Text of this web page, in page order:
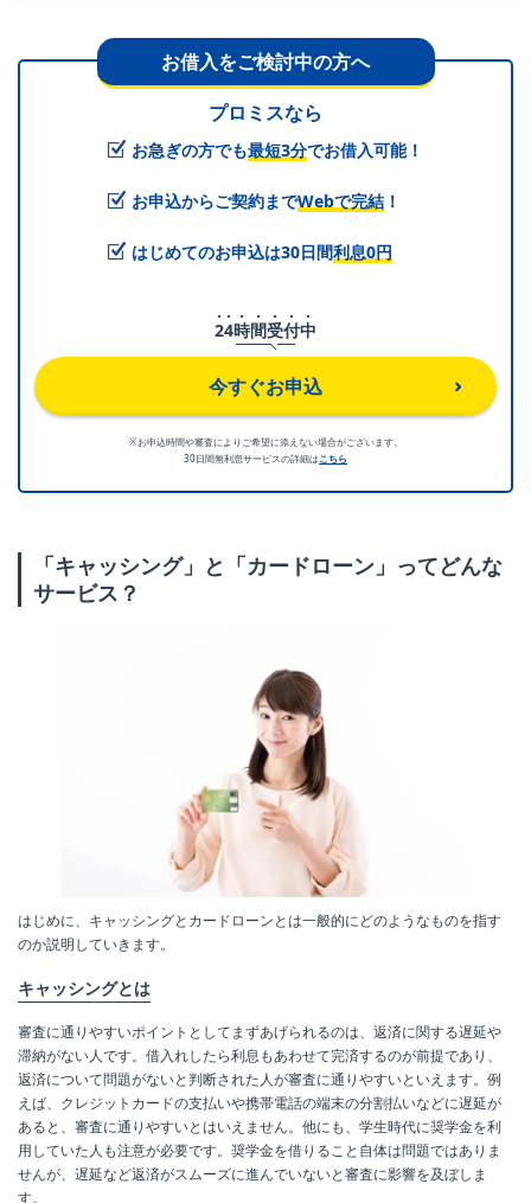
お借入をご検討中の方へ
プロミスなら
お急ぎの方でも最短3分でお借入可能！
お申込からご契約までWebで完結 ！
はじめてのお申込は30日間利息0円
24時間受付中
今すぐお申込
※お申込時間や審査によりご希望に添えない場合がございます。
30日間無利息サービスの詳細はこちら
「キャッシング」と「カードローン」ってどんな
サービス？
はじめに、キャッシングとカードローンとは一般的にどのようなものを指す
のか説明していきます。
キャッシングとは
審査に通りやすいポイントとしてまずあげられるのは、返済に関する遅延や
滞納がない人です。借入れしたら利息もあわせて完済するのが前提であり、
返済について問題がないと判断された人が審査に通りやすいといえます。例
えば、クレジットカードの支払いや携帯電話の端末の分割払いなどに遅延が
あると、審査に通りやすいとはいえません。他にも、学生時代に奨学金を利
用していた人も注意が必要です。奨学金を借りること自体は問題ではありま
せんが、遅延など返済がスムーズに進んでいないと審査に影響を及ぼしま
す。